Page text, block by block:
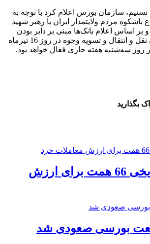
سازمان بورس اعلام کرد با توجه به
باشکوه مردم ولایتمدار ایران با رهبر شهید
بر اساس اعلام بانک‌ها مبنی بر دایر بودن
شعب کشیک و امکان نقل و انتقال و تسویه وجوه در روز 16 تیرماه
بگذارید
ثبت رکورد تاریخی 66 همت برای ارزش